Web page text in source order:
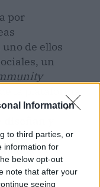
Information
to third parties, or
information for
below opt-out
note that after your
seeing
por
de ellos
un
de
y se
y